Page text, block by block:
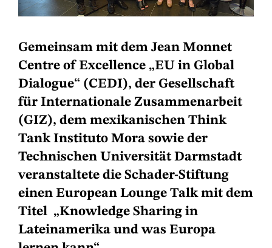
Gemeinsam mit dem Jean Monnet
Centre of Excellence „EU in Global
Dialogue“ (CEDI), der Gesellschaft
für Internationale Zusammenarbeit
(GIZ), dem mexikanischen Think
Tank Instituto Mora sowie der
Technischen Universität Darmstadt
veranstaltete die Schader-Stiftung
einen European Lounge Talk mit dem
Titel „Knowledge Sharing in
Lateinamerika und was Europa